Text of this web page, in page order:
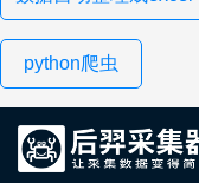
python爬虫